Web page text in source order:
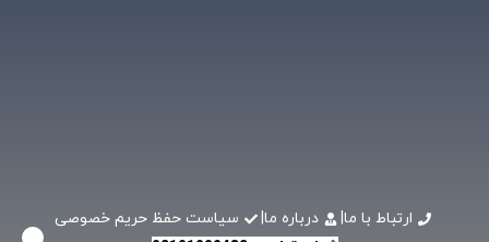
ارتباط با ما| درباره ما| سیاست حفظ حریم خصوصی